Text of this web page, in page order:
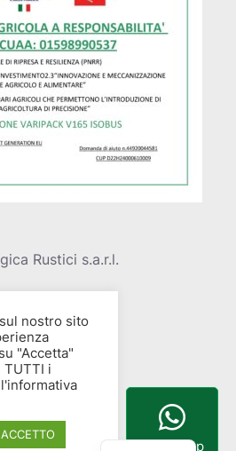
Rustici s.a.r.l.
grazi, 4
nostro sito
"Accetta"
i
ACCETTO
WhatsApp
English